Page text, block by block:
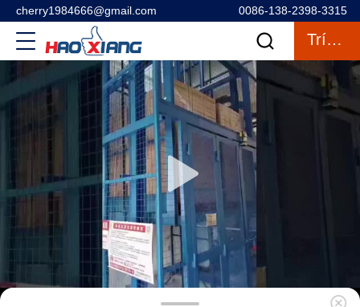
cherry1984666@gmail.com 0086-138-2398-3315
Trích Dẫn